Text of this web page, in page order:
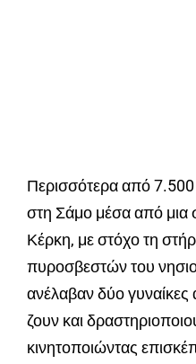
Περισσότερα από
στη Σάμο μέσα από μια
Κέρκη, με στόχο τη
πυροσβεστών του
ανέλαβαν δύο
ζουν και
κινητοποιώντας